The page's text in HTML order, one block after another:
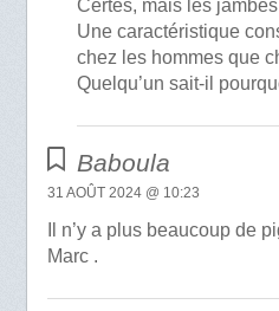
Certes, mais les
Une caractéristique
chez les hommes que
Quelqu’un sait-il
Baboula
31 AOÛT 2024 @ 10:23
Il n’y a plus beaucoup de
Marc .